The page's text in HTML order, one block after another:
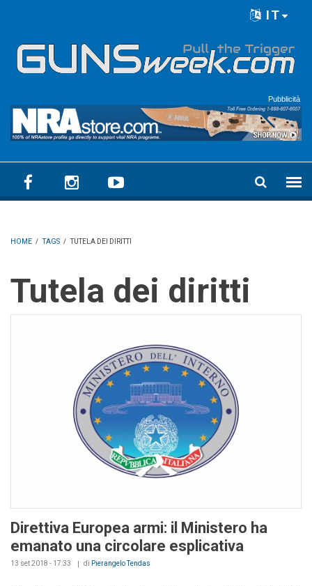
IT
Pubblicità
HOME / TAGS / TUTELA DEI DIRITTI
Tutela dei diritti
Direttiva Europea armi: il Ministero ha
emanato una circolare esplicativa
13 set 2018 - 17:33 di Pierangelo Tendas